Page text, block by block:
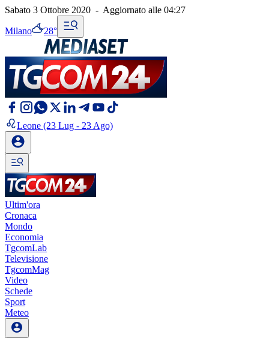
Sabato 3 Ottobre 2020 - Aggiornato alle 04:27
Milano 28°
Leone (23 Lug - 23 Ago)
Ultim'ora
Cronaca
Mondo
Economia
TgcomLab
Televisione
TgcomMag
Video
Schede
Sport
Meteo